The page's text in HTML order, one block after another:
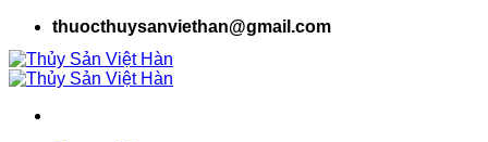
nội
dung
thuocthuysanviethan@gmail.com